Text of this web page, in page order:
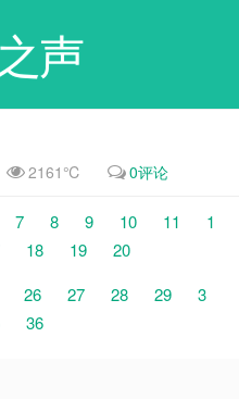
声
2161℃ 0评论
7 8 9 10 11
1
18 19
20
26 27 28 29
3
36